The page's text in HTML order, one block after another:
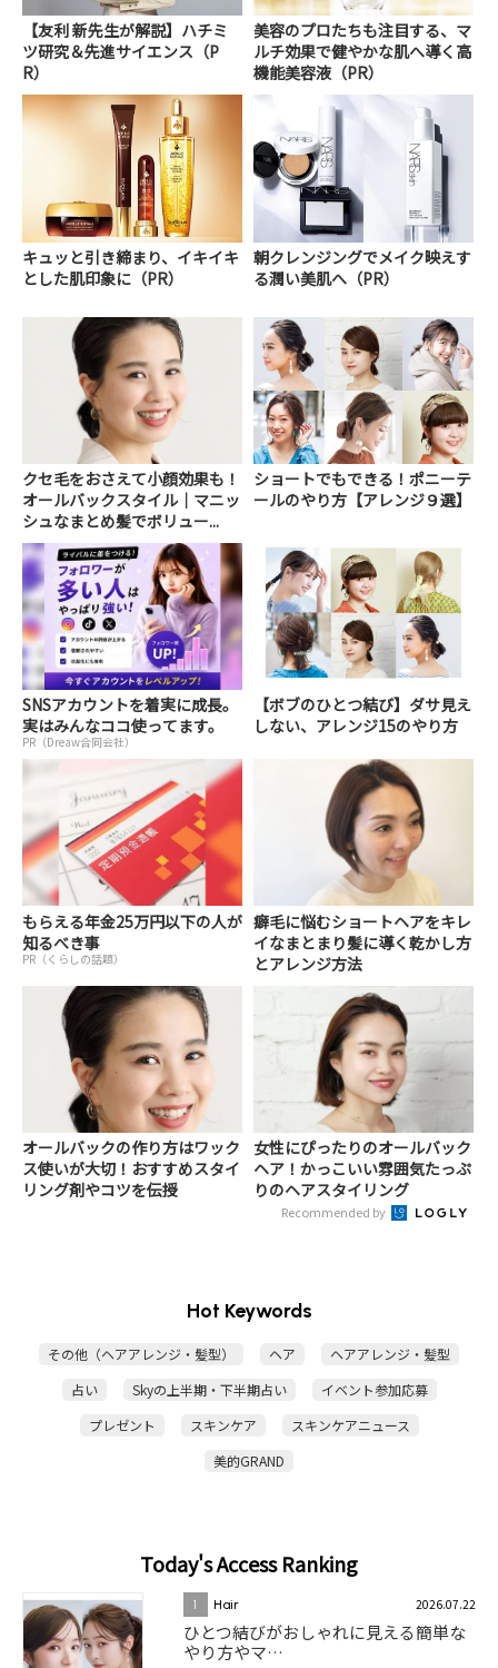
【友利 新先生が解説】ハチミ
ツ研究＆先進サイエンス（P
R）
美容のプロたちも注目する、マ
ルチ効果で健やかな肌へ導く高
機能美容液（PR）
キュッと引き締まり、イキイキ
とした肌印象に（PR）
朝クレンジングでメイク映えす
る潤い美肌へ（PR）
クセ毛をおさえて小顔効果も！
オールバックスタイル｜マニッ
シュなまとめ髪でボリュー...
ショートでもできる！ポニーテ
ールのやり方【アレンジ９選】
SNSアカウントを着実に成長。
実はみんなココ使ってます。
PR（Dreaw合同会社）
【ボブのひとつ結び】ダサ見え
しない、アレンジ15のやり方
もらえる年金25万円以下の人が
知るべき事
PR（くらしの話題）
癖毛に悩むショートヘアをキレ
イなまとまり髪に導く乾かし方
とアレンジ方法
オールバックの作り方はワック
ス使いが大切！おすすめスタイ
リング剤やコツを伝授
女性にぴったりのオールバック
ヘア！かっこいい雰囲気たっぷ
りのヘアスタイリング
Recommended by
Hot Keywords
その他（ヘアアレンジ・髪型） ヘア
ヘアアレンジ・髪型
占い
Skyの上半期・下半期占い
イベント参加応募
プレゼント
スキンケア
スキンケアニュース
美的GRAND
Today's Access Ranking
1 Hair 2026.07.22
ひとつ結びがおしゃれに見える簡単な
やり方やマ…